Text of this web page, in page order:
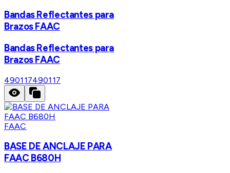
Bandas Reflectantes para
Brazos FAAC
Bandas Reflectantes para
Brazos FAAC
490117490117
FAAC
BASE DE ANCLAJE PARA
FAAC B680H